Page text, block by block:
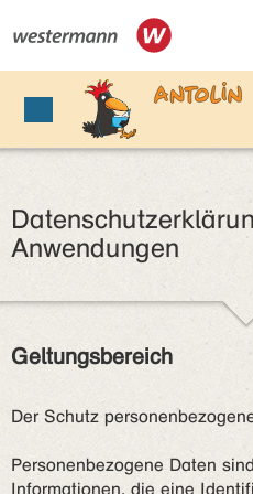
Anwendungen
Geltungsbereich
Der Schutz
Personenbezogene Daten
Informationen, die eine